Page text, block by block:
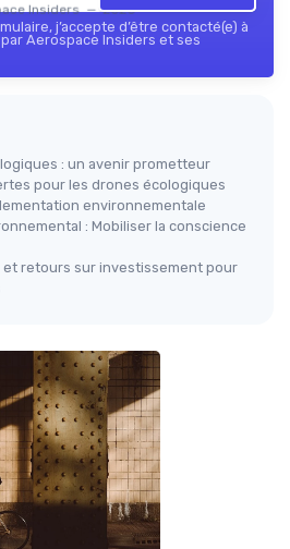
Insiders — 2026
j’accepte d’être contacté(e) à
Aerospace Insiders et ses
: un avenir prometteur
pour les drones écologiques
environnementale
: Mobiliser la conscience
et retours sur investissement pour